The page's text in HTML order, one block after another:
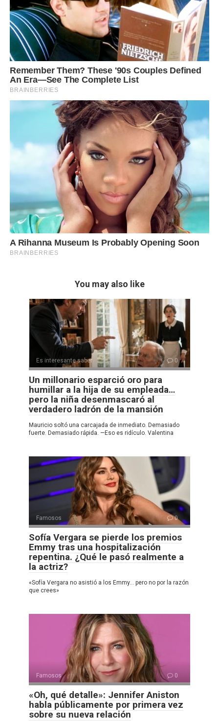
You may also like
Es interesante saber 0
Un millonario esparció oro para
humillar a la hija de su empleada…
pero la niña desenmascaró al
verdadero ladrón de la mansión
Mauricio soltó una carcajada de inmediato. Demasiado
fuerte. Demasiado rápida. —Eso es ridículo. Valentina
Famosos 0
Sofía Vergara se pierde los premios
Emmy tras una hospitalización
repentina. ¿Qué le pasó realmente a
la actriz?
«Sofía Vergara no asistió a los Emmy… pero no por la razón
que crees»
Famosos 0
«Oh, qué detalle»: Jennifer Aniston
habla públicamente por primera vez
sobre su nueva relación